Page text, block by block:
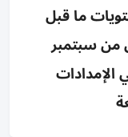
ما قبل
من سبتمبر